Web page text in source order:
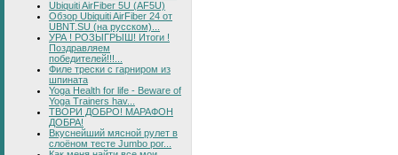
Ubiquiti AirFiber 5U (AF5U)
Обзор Ubiquiti AirFiber 24 от
UBNT.SU (на русском)...
УРА ! РОЗЫГРЫШ! Итоги !
Поздравляем
победителей!!!...
Филе трески с гарниром из
шпината
Yoga Health for life - Beware of
Yoga Trainers hav...
ТВОРИ ДОБРО! МАРАФОН
ДОБРА!
Вкуснейший мясной рулет в
слоёном тесте Jumbo por...